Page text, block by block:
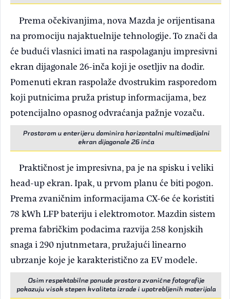
Prema očekivanjima, nova Mazda je orijentisana
na promociju najaktuelnije tehnologije. To znači da
će budući vlasnici imati na raspolaganju impresivni
ekran dijagonale 26-inča koji je osetljiv na dodir.
Pomenuti ekran raspolaže dvostrukim rasporedom
koji putnicima pruža pristup informacijama, bez
potencijalno opasnog odvraćanja pažnje vozaču.
Prostorom u enterijeru dominira horizontalni multimedijalni
ekran dijagonale 26 inča
Praktičnost je impresivna, pa je na spisku i veliki
head-up ekran. Ipak, u prvom planu će biti pogon.
Prema zvaničnim informacijama CX-6e će koristiti
78 kWh LFP bateriju i elektromotor. Mazdin sistem
prema fabričkim podacima razvija 258 konjskih
snaga i 290 njutnmetara, pružajući linearno
ubrzanje koje je karakteristično za EV modele.
Osim respektabilne ponude prostora zvanične fotografije
pokazuju visok stepen kvaliteta izrade i upotrebljenih materijala